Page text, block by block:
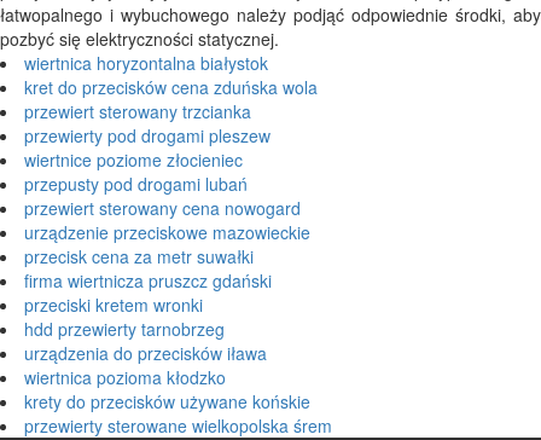
łatwopalnego i wybuchowego należy podjąć odpowiednie środki, aby
pozbyć się elektryczności statycznej.
wiertnica horyzontalna białystok
kret do przecisków cena zduńska wola
przewiert sterowany trzcianka
przewierty pod drogami pleszew
wiertnice poziome złocieniec
przepusty pod drogami lubań
przewiert sterowany cena nowogard
urządzenie przeciskowe mazowieckie
przecisk cena za metr suwałki
firma wiertnicza pruszcz gdański
przeciski kretem wronki
hdd przewierty tarnobrzeg
urządzenia do przecisków iława
wiertnica pozioma kłodzko
krety do przecisków używane końskie
przewierty sterowane wielkopolska śrem